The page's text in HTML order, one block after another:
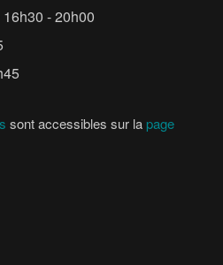
- 20h00
sont accessibles sur la page